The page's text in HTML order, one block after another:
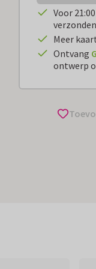
Voor
verzonden
Meer
Ontvang
ontwerp